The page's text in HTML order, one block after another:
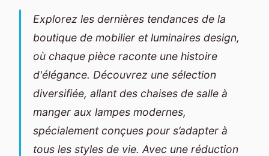
Explorez les dernières tendances de la
boutique de mobilier et luminaires design,
où chaque pièce raconte une histoire
d'élégance. Découvrez une sélection
diversifiée, allant des chaises de salle à
manger aux lampes modernes,
spécialement conçues pour s’adapter à
tous les styles de vie. Avec une réduction